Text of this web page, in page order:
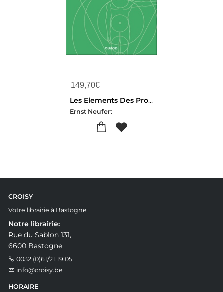
149,70€
Les Elements Des Projets De Construction (12e Edition)
Ernst Neufert
CROISY
Votre librairie à Bastogne
Notre librairie:
Rue du Sablon 131,
6600 Bastogne
0032 (0)61/21.19.05
info@croisy.be
HORAIRE